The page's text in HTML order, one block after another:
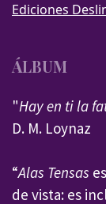
Ediciones
ÁLBUM
"Hay en ti la
D. M. Loynaz
“Alas Tensas
de vista: es